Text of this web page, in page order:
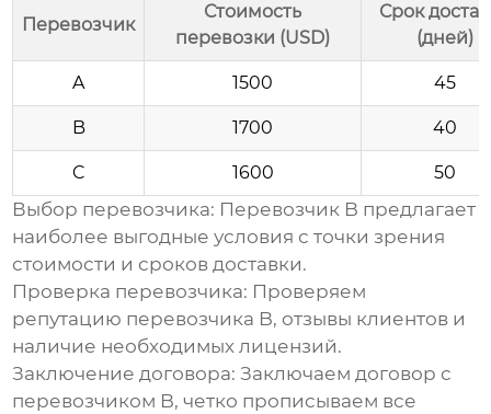
Перевозчик
Стоимость
перевозки (USD)
Срок
(дней)
A 1500 45
B 1700 40
C 1600 50
Выбор перевозчика: Перевозчик B предлагает
наиболее выгодные условия с точки зрения
стоимости и сроков доставки.
Проверка перевозчика: Проверяем
репутацию перевозчика B, отзывы клиентов и
наличие необходимых лицензий.
Заключение договора: Заключаем договор с
перевозчиком B, четко прописываем все